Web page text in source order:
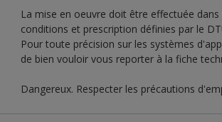
La mise en oeuvre doit être effectuée dans
conditions et prescription définies par le
Pour toute précision sur les systèmes
de bien vouloir vous reporter à la fiche
Dangereux. Respecter les précautions